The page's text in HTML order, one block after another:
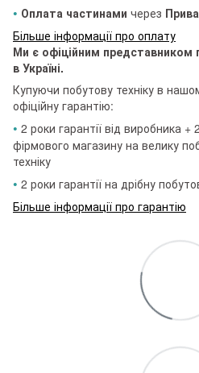
• Оплата частинами через
Більше інформації про оплату
Ми є офіційним представником
в Україні.
Купуючи побутову техніку в
офіційну гарантію:
• 2 роки гарантії від виробника +
фірмового магазину на велику
техніку
• 2 роки гарантії на дрібну
Більше інформації про гарантію